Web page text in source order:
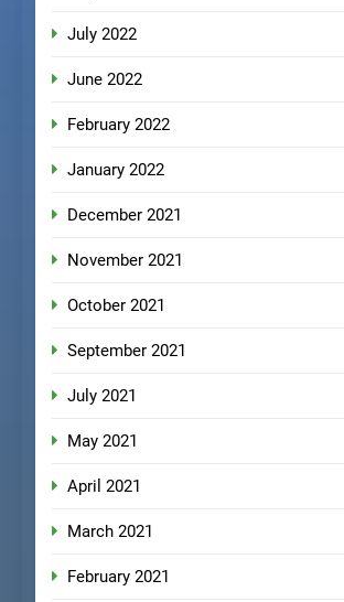
July 2022
June 2022
February 2022
January 2022
December 2021
November 2021
October 2021
September 2021
July 2021
May 2021
April 2021
March 2021
February 2021